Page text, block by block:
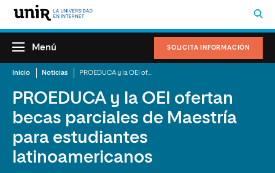
SOLICITA INFORMACIÓN
Menú
Inicio Noticias PROEDUCA y la OEI ofertan becas parciales de Maestría para estudiantes latinoamericanos
PROEDUCA y la OEI ofertan
becas parciales de Maestría
para estudiantes
latinoamericanos